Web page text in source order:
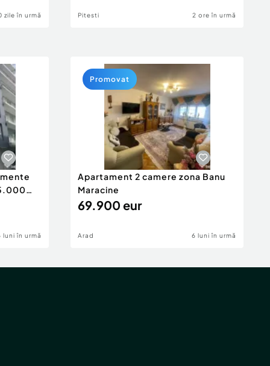
zile în urmă Pitesti 2 ore în urmă
luni în urmă
Apartament 2 camere zona Banu
Maracine
69.900 eur
Arad 6 luni în urmă
Promovat